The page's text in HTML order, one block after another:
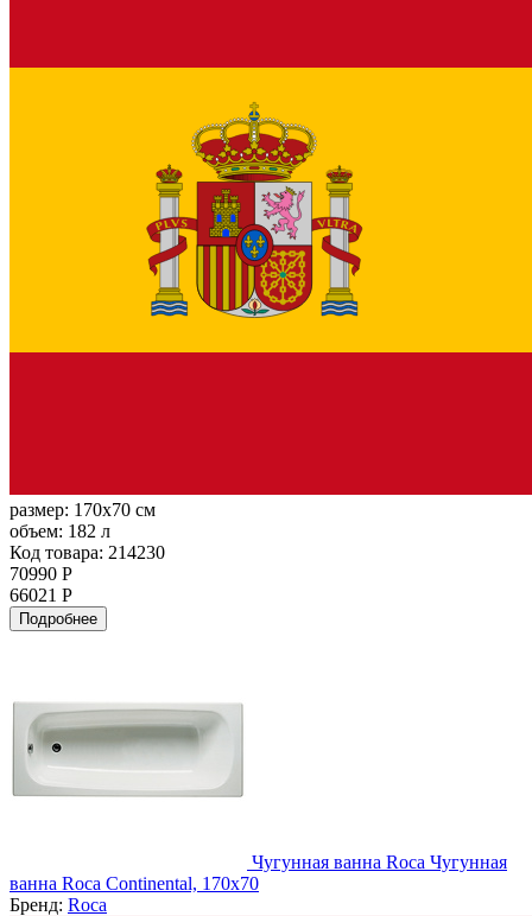
размер: 170x70 см
объем: 182 л
Код товара: 214230
70990 Р
66021 Р
Подробнее
Чугунная ванна Roca Чугунная
ванна Roca Continental, 170x70
Бренд: Roca